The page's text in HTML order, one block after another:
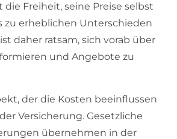
Freiheit, seine Preise selbst
zu erheblichen Unterschieden
daher ratsam, sich vorab über
und Angebote zu
der die Kosten beeinflussen
Versicherung. Gesetzliche
übernehmen in der